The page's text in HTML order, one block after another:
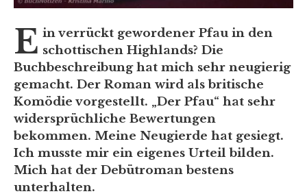
E in verrückt gewordener Pfau in den
schottischen Highlands? Die
Buchbeschreibung hat mich sehr neugierig
gemacht. Der Roman wird als britische
Komödie vorgestellt. „Der Pfau“ hat sehr
widersprüchliche Bewertungen
bekommen. Meine Neugierde hat gesiegt.
Ich musste mir ein eigenes Urteil bilden.
Mich hat der Debütroman bestens
unterhalten.